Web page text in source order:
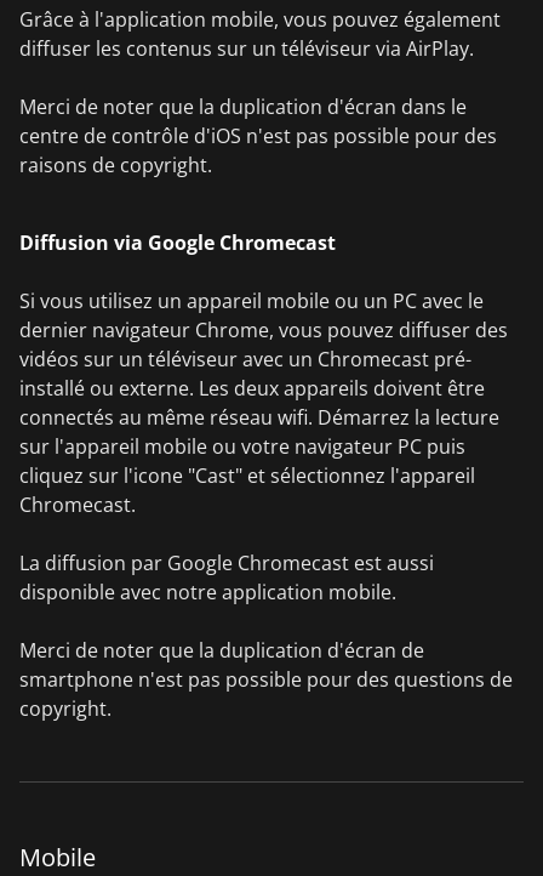
Grâce à l'application mobile, vous pouvez également
diffuser les contenus sur un téléviseur via AirPlay.
Merci de noter que la duplication d'écran dans le
centre de contrôle d'iOS n'est pas possible pour des
raisons de copyright.
Diffusion via Google Chromecast
Si vous utilisez un appareil mobile ou un PC avec le
dernier navigateur Chrome, vous pouvez diffuser des
vidéos sur un téléviseur avec un Chromecast pré-
installé ou externe. Les deux appareils doivent être
connectés au même réseau wifi. Démarrez la lecture
sur l'appareil mobile ou votre navigateur PC puis
cliquez sur l'icone "Cast" et sélectionnez l'appareil
Chromecast.
La diffusion par Google Chromecast est aussi
disponible avec notre application mobile.
Merci de noter que la duplication d'écran de
smartphone n'est pas possible pour des questions de
copyright.
Mobile